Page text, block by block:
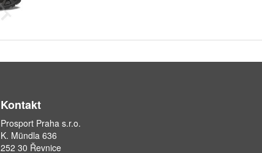
Kontakt
Prosport Praha s.r.o.
K. Mündla 636
252 30 Řevnice